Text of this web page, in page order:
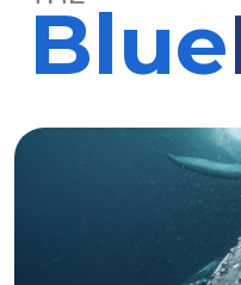
Blue